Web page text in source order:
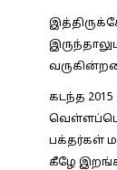
கடந்த
பக்தர்கள்
கீழே